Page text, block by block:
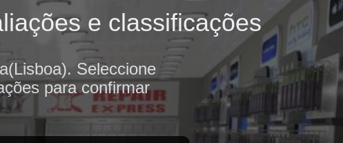
e classificações
Seleccione
para confirmar